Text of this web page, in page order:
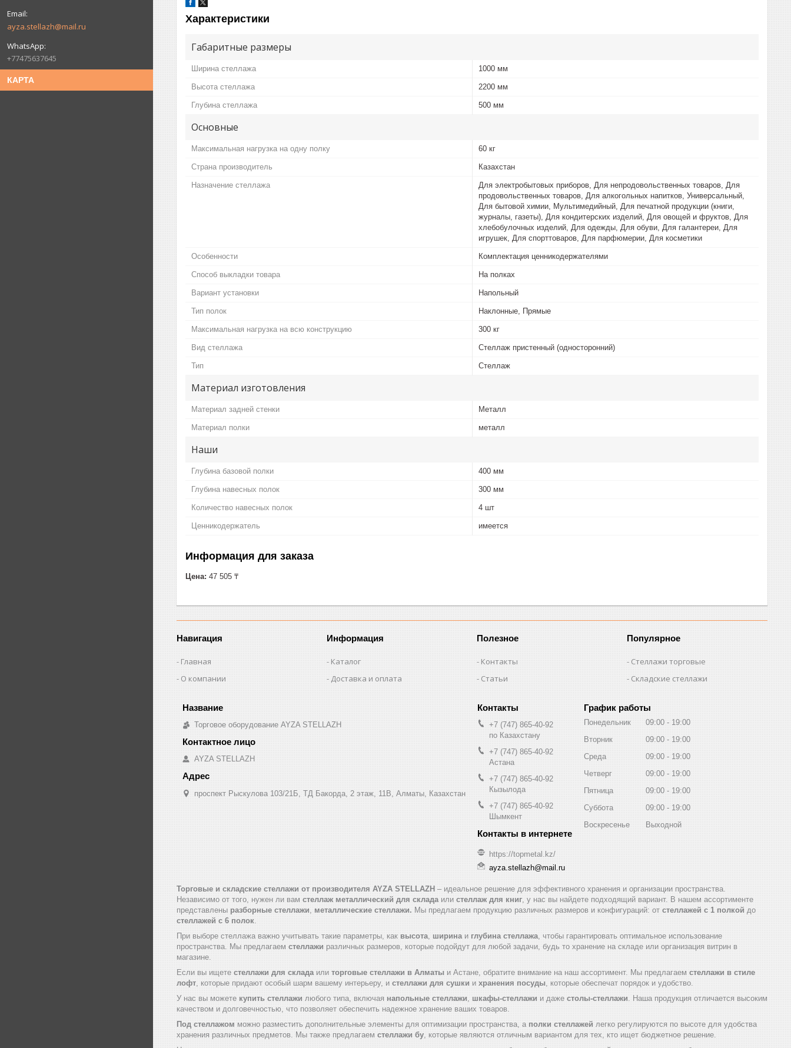
ayza.stellazh@mail.ru
+77475637645
КАРТА
Характеристики
Габаритные размеры
Ширина стеллажа 1000 мм
Высота стеллажа 2200 мм
Глубина стеллажа 500 мм
Основные
Максимальная нагрузка на одну полку 60 кг
Страна производитель Казахстан
Назначение стеллажа
Для электробытовых приборов, Для непродовольственных товаров, Для
продовольственных товаров, Для алкогольных напитков, Универсальный,
Для бытовой химии, Мультимедийный, Для печатной продукции (книги,
журналы, газеты), Для кондитерских изделий, Для овощей и фруктов, Для
хлебобулочных изделий, Для одежды, Для обуви, Для галантереи, Для
игрушек, Для спорттоваров, Для парфюмерии, Для косметики
Особенности Комплектация ценникодержателями
Способ выкладки товара На полках
Вариант установки Напольный
Тип полок Наклонные, Прямые
Максимальная нагрузка на всю конструкцию 300 кг
Вид стеллажа Стеллаж пристенный (односторонний)
Тип Стеллаж
Материал изготовления
Материал задней стенки Металл
Материал полки металл
Наши
Глубина базовой полки 400 мм
Глубина навесных полок 300 мм
Количество навесных полок 4 шт
Ценникодержатель имеется
Информация для заказа
Цена: 47 505 ₸
Навигация
Главная
О компании
Информация
Каталог
Доставка и оплата
Полезное
Контакты
Статьи
Популярное
Стеллажи торговые
Складские стеллажи
Торговое оборудование AYZA STELLAZH
AYZA STELLAZH
проспект Рыскулова 103/21Б, ТД Бакорда, 2 этаж, 11В, Алматы, Казахстан
+7 (747) 865-40-92
по Казахстану
+7 (747) 865-40-92
Астана
+7 (747) 865-40-92
Кызылода
+7 (747) 865-40-92
Шымкент
https://topmetal.kz/
ayza.stellazh@mail.ru
График работы
Понедельник 09:00
19:00
Вторник
09:00
19:00
Среда
09:00
19:00
Четверг
09:00
19:00
Пятница
09:00
19:00
Суббота
09:00
19:00
Воскресенье
Выходной
Торговые и складские стеллажи от производителя AYZA STELLAZH – идеальное решение для эффективного хранения и организации пространства.
Независимо от того, нужен ли вам стеллаж металлический для склада или стеллаж для книг , у нас вы найдете подходящий вариант. В нашем ассортименте
представлены разборные стеллажи металлические стеллажи. Мы предлагаем продукцию различных размеров и конфигураций: от стеллажей с 1 полкой до
стеллажей с 6 полок
При выборе стеллажа важно учитывать такие параметры, как высота ширинаи глубина стеллажа, чтобы гарантировать оптимальное использование
пространства. Мы предлагаем стеллажи различных размеров, которые подойдут для любой задачи, будь то хранение на складе или организация витрин в
магазине.
Если вы ищете стеллажи для склада или торговые стеллажи в Алматы и Астане, обратите внимание на наш ассортимент. Мы предлагаем стеллажи в стиле
лофт , которые придают особый шарм вашему интерьеру, и стеллажи для сушки и хранения посуды , которые обеспечат порядок и удобство.
У нас вы можете купить стеллажи любого типа, включая напольные стеллажи шкафы-стеллажи и даже столы-стеллажи . Наша продукция отличается высоким
качеством и долговечностью, что позволяет обеспечить надежное хранение ваших товаров.
Под стеллажом можно разместить дополнительные элементы для оптимизации пространства, а полки стеллажей легко регулируются по высоте для удобства
хранения различных предметов. Мы также предлагаем стеллажи бу , которые являются отличным вариантом для тех, кто ищет бюджетное решение.